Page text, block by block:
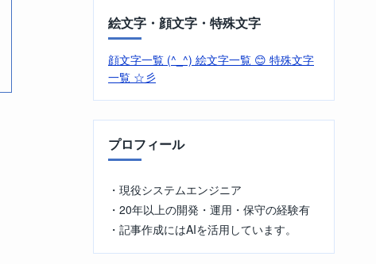
絵文字・顔文字・特殊文字
顔文字一覧 (^_^) 絵文字一覧 😊 特殊文字
一覧 ☆彡
プロフィール
・現役システムエンジニア
・20年以上の開発・運用・保守の経験有
・記事作成にはAIを活用しています。